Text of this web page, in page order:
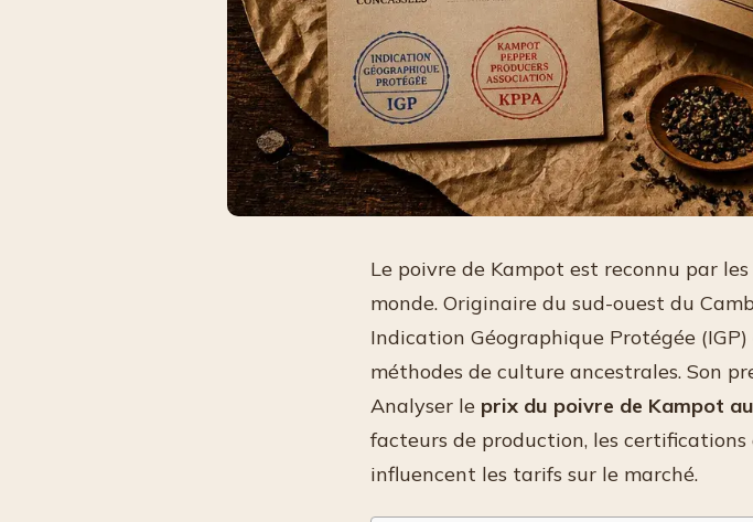
Le poivre de Kampot est reconnu par
monde. Originaire du sud-ouest du
Indication Géographique Protégée
méthodes de culture ancestrales. Son
Analyser le prix du poivre de Kampot
facteurs de production, les
influencent les tarifs sur le marché.